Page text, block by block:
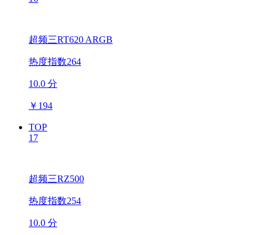
超频三RT620 ARGB
热度指数264
10.0 分
￥ 194
TOP
17
超频三RZ500
热度指数254
10.0 分